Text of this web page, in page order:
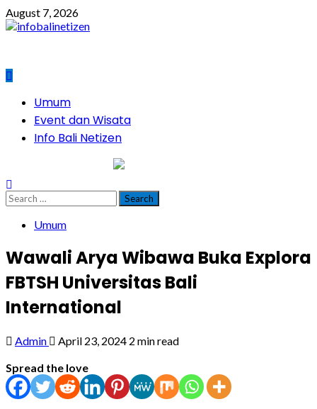
Skip
to
August 7, 2026
PrimaryUmum
Event dan Wisata
Info Bali Netizen
Search
for:
Umum
Wawali Arya Wibawa Buka Explora
FBTSH Universitas Bali
International
Admin April 23, 2024 2 min read
Spread the love